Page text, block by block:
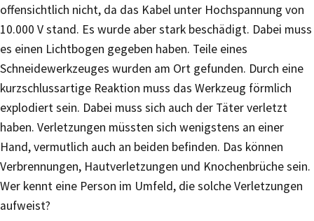
offensichtlich nicht, da das Kabel unter Hochspannung von
10.000 V stand. Es wurde aber stark beschädigt. Dabei muss
es einen Lichtbogen gegeben haben. Teile eines
Schneidewerkzeuges wurden am Ort gefunden. Durch eine
kurzschlussartige Reaktion muss das Werkzeug förmlich
explodiert sein. Dabei muss sich auch der Täter verletzt
haben. Verletzungen müssten sich wenigstens an einer
Hand, vermutlich auch an beiden befinden. Das können
Verbrennungen, Hautverletzungen und Knochenbrüche sein.
Wer kennt eine Person im Umfeld, die solche Verletzungen
aufweist?